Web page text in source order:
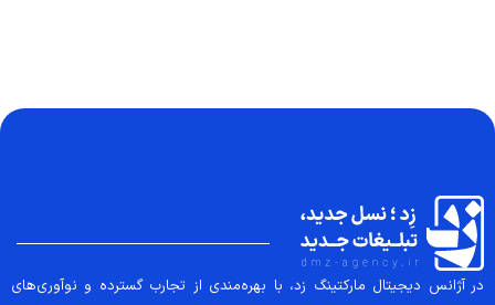
در آژانس دیجیتال مارکتینگ زد، با بهره‌مندی از تجارب گسترده و نوآوری‌های